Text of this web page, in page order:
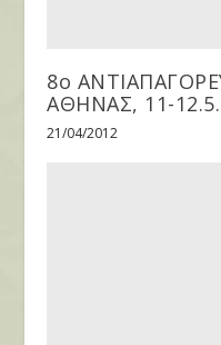
8ο
ΑΘΗΝΑΣ, 11-
21/04/2012